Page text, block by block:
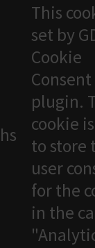
This
set by
Cookie
Consent
plugin.
cookie
to store
user
for the
in the